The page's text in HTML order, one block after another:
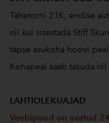
Tähetorni 21K, endise
nii kui sisestada Stiff
täpse asukoha hoovi
Kohapeal saab tasuda
LAHTIOLEKUAJAD
Veebipood on avatud